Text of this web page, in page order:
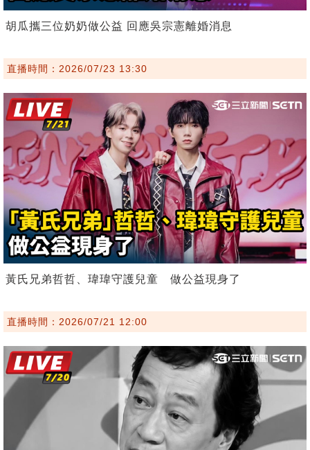
胡瓜攜三位奶奶做公益 回應吳宗憲離婚消息
直播時間：2026/07/23 13:30
黃氏兄弟哲哲、瑋瑋守護兒童 做公益現身了
直播時間：2026/07/21 12:00